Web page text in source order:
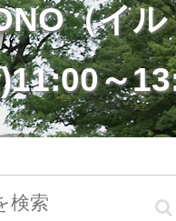
（イル
～